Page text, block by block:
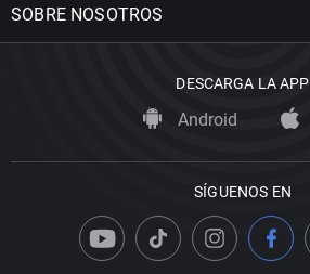
SOBRE NOSOTROS
DESCARGA LA APP
Android
SÍGUENOS EN